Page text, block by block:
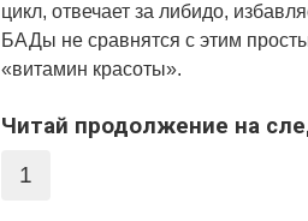
цикл, отвечает за либидо,
БАДы не сравнятся с этим
«витамин красоты».
Читай продолжение на
1